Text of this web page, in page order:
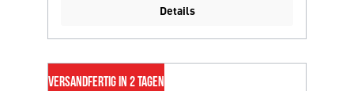
Details
VERSANDFERTIG IN 2 TAGEN